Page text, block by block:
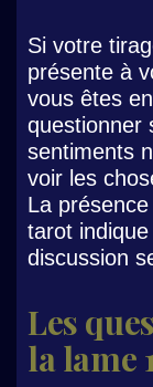
Si votre
présente à
vous êtes
questionner
sentiments
voir les
La
tarot indique
discussion
Les
la lame